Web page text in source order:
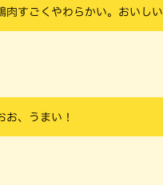
肉すごくやわらかい。おいしい
お、うまい！